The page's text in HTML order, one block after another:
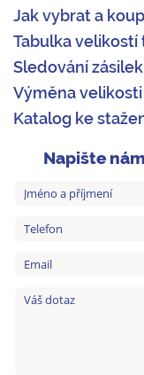
Jak vybrat a
Tabulka velikostí
Sledování
Výměna
Katalog ke
Napište